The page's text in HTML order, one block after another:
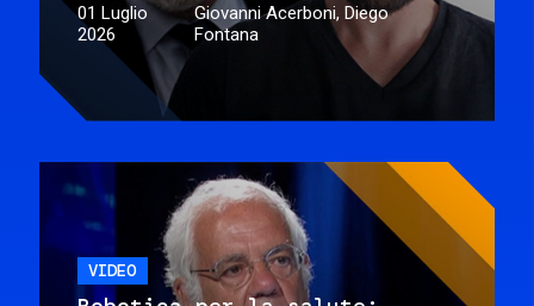
01 Luglio
2026
Giovanni Acerboni, Diego
Fontana
VIDEO